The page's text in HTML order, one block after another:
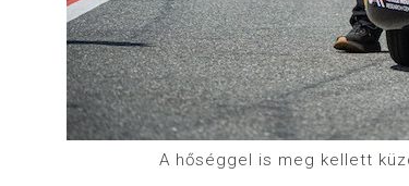
A hőséggel is meg kellett